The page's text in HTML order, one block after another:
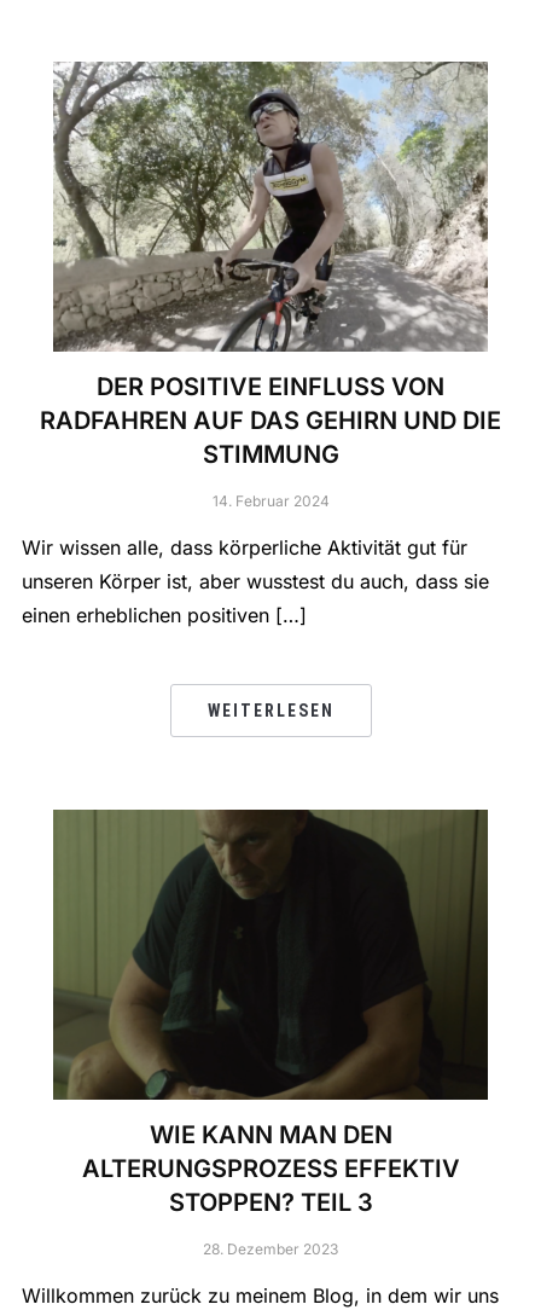
DER POSITIVE EINFLUSS VON
RADFAHREN AUF DAS GEHIRN UND DIE
STIMMUNG
14. Februar 2024
Wir wissen alle, dass körperliche Aktivität gut für
unseren Körper ist, aber wusstest du auch, dass sie
einen erheblichen positiven […]
WEITERLESEN
WIE KANN MAN DEN
ALTERUNGSPROZESS EFFEKTIV
STOPPEN? TEIL 3
28. Dezember 2023
Willkommen zurück zu meinem Blog, in dem wir uns